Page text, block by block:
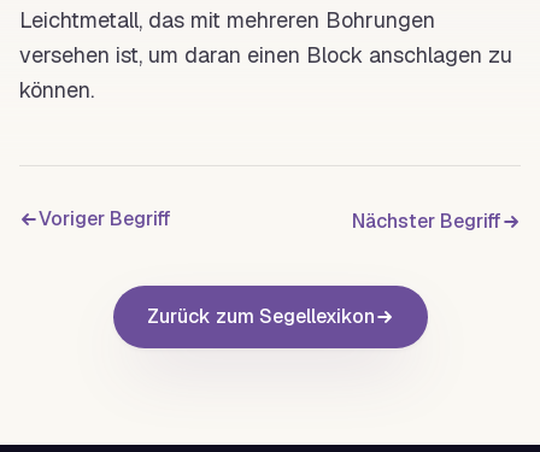
Leichtmetall, das mit mehreren Bohrungen
versehen ist, um daran einen Block anschlagen zu
können.
Voriger Begriff Nächster Begriff
Zurück zum Segellexikon